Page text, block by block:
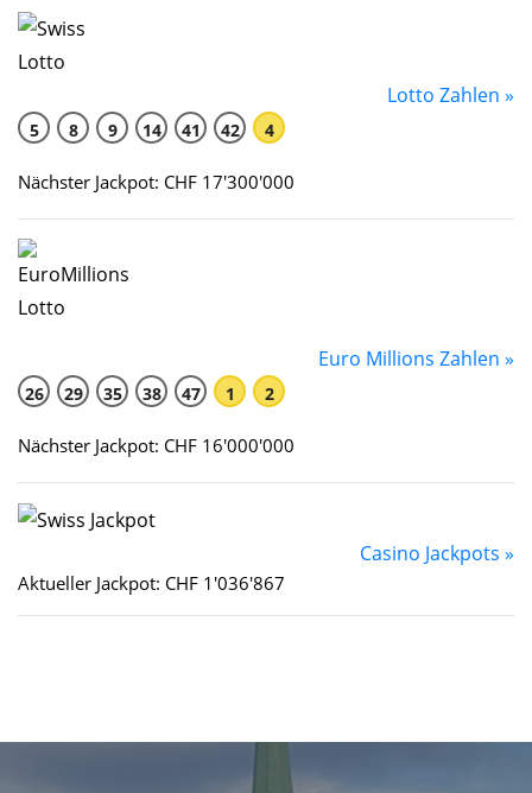
Lotto Zahlen »
5 8 9 14 41 42 4
Nächster Jackpot: CHF 17'300'000
Euro Millions Zahlen »
26 29 35 38 47 1 2
Nächster Jackpot: CHF 16'000'000
Casino Jackpots »
Aktueller Jackpot: CHF 1'036'867